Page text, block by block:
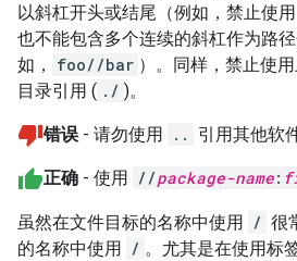
以斜杠开头或结尾（例如，禁止使用
也不能包含多个连续的斜杠作为路
如，
foo//bar ）。同样，禁止使
目录引用 ( ./ )。
错误 - 请勿使用 .. 引用其他软
正确 - 使用 //package-name:
虽然在文件目标的名称中使用 / 很
的名称中使用 / 。尤其是在使用标